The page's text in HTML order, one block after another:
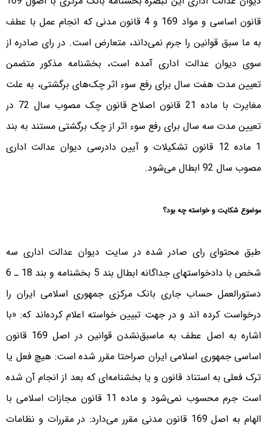
قانون اساسی و مواد 169 و 4 قانون مدنی که انجام عمل با عطف
به ما سبق قوانین را جرم نمی‌داند، متعارض است. در رای صادره از
سوی دیوان عدالت اداری آمده است، بخشنامه مذکور متضمن
تعیین مدت هفت سال برای رفع سوء اثر چک‌های برگشتی، به علت
مغایرت با ماده 21 قانون اصلاح قانون چک مصوب سال 72 در
تعیین مدت سه سال برای رفع سوء اثر از چک برگشتی مستند به بند
1 ماده 12 قانون تشکیلات و آیین دادرسی دیوان عدالت اداری
مصوب سال 92 ابطال می‌شود.
موضوع شکایت و خواسته چه بود؟
طبق محتوای رای صادر شده در سایت دیوان عدالت اداری سه
شخص با دادخواستهای جداگانه ابطال بند 5 بخشنامه و بند 18 ـ 6
دستورالعمل حساب جاری بانک مرکزی جمهوری اسلامی ایران را
درخواست کرده اند و در جهت تبیین خواسته اعلام کرده‌اند که: «با
اشاره به اصل عطف به ماسبق‌نشدن قوانین در اصل 169 قانون
اساسی جمهوری اسلامی ایران صراحتا مقرر شده است: هیچ فعل یا
ترک فعلی به استناد قانون و یا بخشنامه‌ای که بعد از انجام آن شده
است جرم محسوب نمی‌شود و ماده 11 قانون مجازات اسلامی با
الهام به اصل 169 قانون مدنی مقرر می‌دارد: در مقررات و نظامات